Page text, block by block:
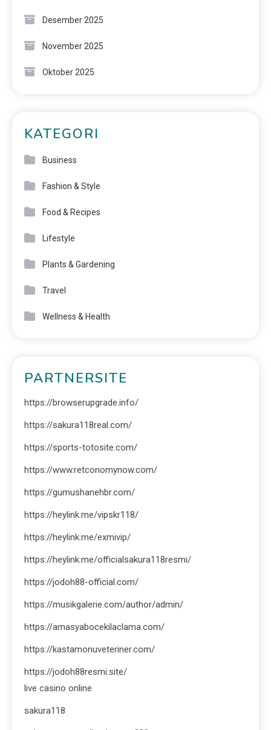
Desember 2025
November 2025
Oktober 2025
KATEGORI
Business
Fashion & Style
Food & Recipes
Lifestyle
Plants & Gardening
Travel
Wellness & Health
PARTNERSITE
https://browserupgrade.info/
https://sakura118real.com/
https://sports-totosite.com/
https://www.retconomynow.com/
https://gumushanehbr.com/
https://heylink.me/vipskr118/
https://heylink.me/exmivip/
https://heylink.me/officialsakura118resmi/
https://jodoh88-official.com/
https://musikgalerie.com/author/admin/
https://amasyabocekilaclama.com/
https://kastamonuveteriner.com/
https://jodoh88resmi.site/
live casino online
sakura118